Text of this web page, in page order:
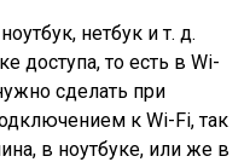
нетбук и т. д.
доступа, то есть в Wi-
сделать при
к Wi-Fi, так
в ноутбуке, или же в